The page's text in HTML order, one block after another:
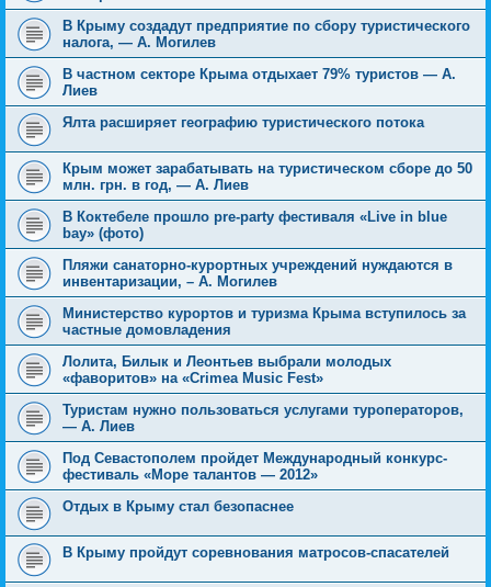
В Крыму создадут предприятие по сбору туристического
налога, — А. Могилев
В частном секторе Крыма отдыхает 79% туристов — А.
Лиев
Ялта расширяет географию туристического потока
Крым может зарабатывать на туристическом сборе до 50
млн. грн. в год, — А. Лиев
В Коктебеле прошло pre-party фестиваля «Live in blue
bay» (фото)
Пляжи санаторно-курортных учреждений нуждаются в
инвентаризации, – А. Могилев
Министерство курортов и туризма Крыма вступилось за
частные домовладения
Лолита, Билык и Леонтьев выбрали молодых
«фаворитов» на «Crimea Music Fest»
Туристам нужно пользоваться услугами туроператоров,
— А. Лиев
Под Севастополем пройдет Международный конкурс-
фестиваль «Море талантов — 2012»
Отдых в Крыму стал безопаснее
В Крыму пройдут соревнования матросов-спасателей